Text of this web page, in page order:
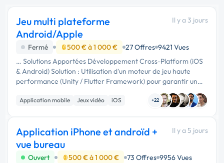
Jeu multi plateforme
Android/Apple
Il y a 3 jours
Fermé 500 € à 1 000 € 27 Offres 9421 Vues
… Solutions Apportées Développement Cross-Platform (iOS
& Android) Solution : Utilisation d'un moteur de jeu haute
performance (Unity / Flutter Framework) pour garantir un
taux de rafraîchissement à 60 FPS sur iPhone et
smartphones …
Application mobile Jeux vidéo iOS +22
Application iPhone et androïd +
vue bureau
Il y a 5 jours
Ouvert 500 € à 1 000 € 73 Offres 9956 Vues